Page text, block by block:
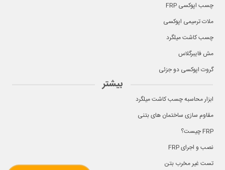
چسب اپوکسی FRP
ملات ترمیمی اپوکسی
چسب کاشت میلگرد
مش فایبرگلاس
گروت اپوکسی دو جزئی
بیشتر
ابزار محاسبه چسب کاشت میلگرد
مقاوم سازی ساختمان های بتنی
FRP چیست؟
نصب و اجرای FRP
تست غیر مخرب بتن